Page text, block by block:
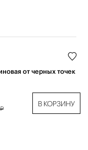
от черных точек
В КОРЗИНУ